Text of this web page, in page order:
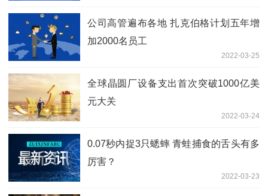
公司高管遍布各地 扎克伯格计划五年增
加2000名员工
2022-03-25
全球晶圆厂设备支出首次突破1000亿美
元大关
2022-03-24
0.07秒内捉3只蟋蟀 青蛙捕食的舌头有多
厉害？
2022-03-23